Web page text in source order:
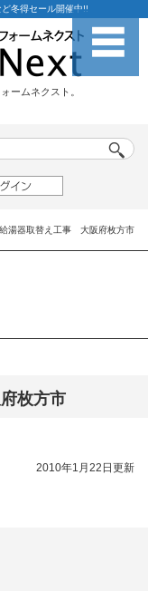
冬得セール開催中!!
ームネクスト。
湯器取替え工事 大阪府枚方市
枚方市
2010年1月22日更新